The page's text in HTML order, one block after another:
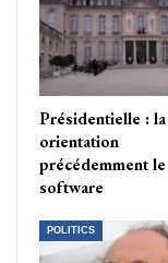
Présidentielle : la
orientation
précédemment le
software
POLITICS